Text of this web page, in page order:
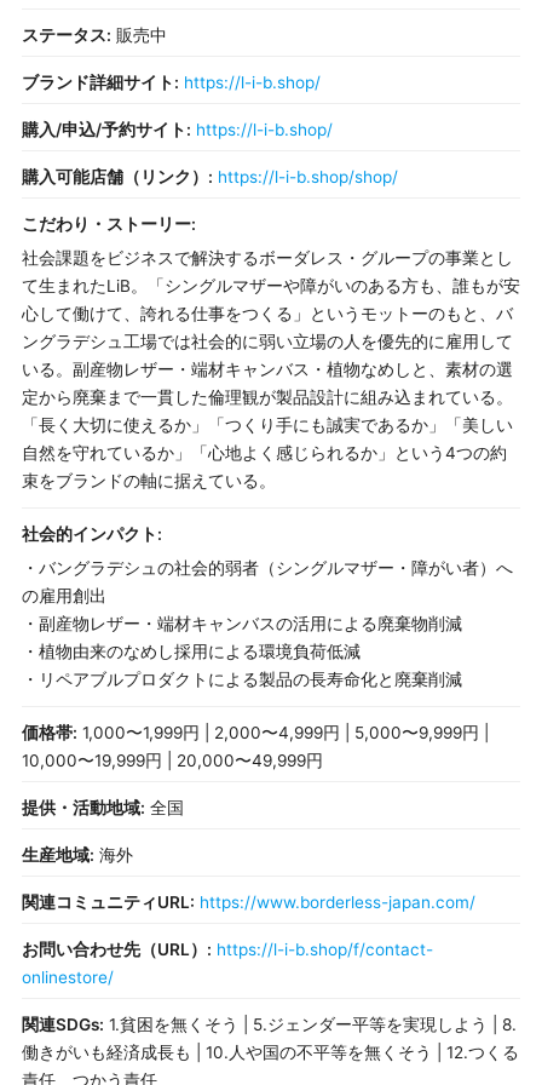
ステータス: 販売中
ブランド詳細サイト: https://l-i-b.shop/
購入/申込/予約サイト: https://l-i-b.shop/
購入可能店舗（リンク）: https://l-i-b.shop/shop/
こだわり・ストーリー:
社会課題をビジネスで解決するボーダレス・グループの事業とし
て生まれたLiB。「シングルマザーや障がいのある方も、誰もが安
心して働けて、誇れる仕事をつくる」というモットーのもと、バ
ングラデシュ工場では社会的に弱い立場の人を優先的に雇用して
いる。副産物レザー・端材キャンバス・植物なめしと、素材の選
定から廃棄まで一貫した倫理観が製品設計に組み込まれている。
「長く大切に使えるか」「つくり手にも誠実であるか」「美しい
自然を守れているか」「心地よく感じられるか」という4つの約
束をブランドの軸に据えている。
社会的インパクト:
・バングラデシュの社会的弱者（シングルマザー・障がい者）へ
の雇用創出
・副産物レザー・端材キャンバスの活用による廃棄物削減
・植物由来のなめし採用による環境負荷低減
・リペアブルプロダクトによる製品の長寿命化と廃棄削減
価格帯: 1,000〜1,999円 | 2,000〜4,999円 | 5,000〜9,999円 |
10,000〜19,999円 | 20,000〜49,999円
提供・活動地域: 全国
生産地域: 海外
関連コミュニティURL: https://www.borderless-japan.com/
お問い合わせ先（URL）: https://l-i-b.shop/f/contact-
onlinestore/
関連SDGs: 1.貧困を無くそう | 5.ジェンダー平等を実現しよう | 8.
働きがいも経済成長も | 10.人や国の不平等を無くそう | 12.つくる
責任 つかう責任